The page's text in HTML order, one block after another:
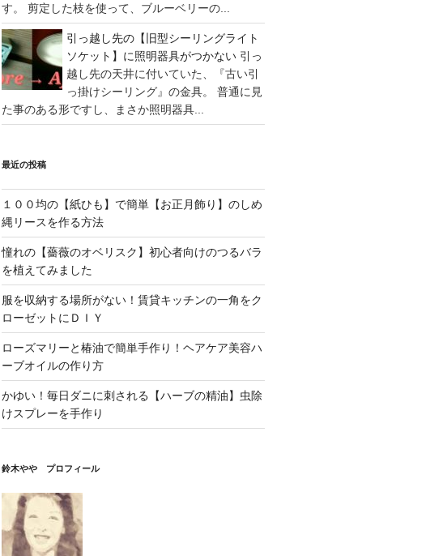
す。 剪定した枝を使って、ブルーベリーの...
引っ越し先の【旧型シーリングライト
ソケット】に照明器具がつかない 引っ
越し先の天井に付いていた、『古い引
っ掛けシーリング』の金具。 普通に見
た事のある形ですし、まさか照明器具...
最近の投稿
１００均の【紙ひも】で簡単【お正月飾り】のしめ
縄リースを作る方法
憧れの【薔薇のオベリスク】初心者向けのつるバラ
を植えてみました
服を収納する場所がない！賃貸キッチンの一角をク
ローゼットにＤＩＹ
ローズマリーと椿油で簡単手作り！ヘアケア美容ハ
ーブオイルの作り方
かゆい！毎日ダニに刺される【ハーブの精油】虫除
けスプレーを手作り
鈴木やや プロフィール